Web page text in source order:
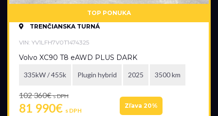
TOP PONUKA
TRENČIANSKA TURNÁ
VIN: YV1LFH7V0T1474325
Volvo XC90 T8 eAWD PLUS DARK
335kW / 455k Plugin hybrid 2025 3500 km
102 360€s DPH
81 990€ s DPH
Zľava 20%